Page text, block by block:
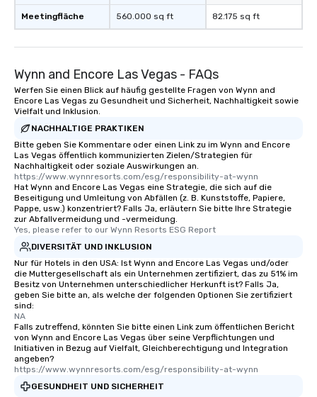
Meetingfläche 560.000 sq ft 82.175 sq ft
Wynn and Encore Las Vegas - FAQs
Werfen Sie einen Blick auf häufig gestellte Fragen von Wynn and
Encore Las Vegas zu Gesundheit und Sicherheit, Nachhaltigkeit sowie
Vielfalt und Inklusion.
NACHHALTIGE PRAKTIKEN
Bitte geben Sie Kommentare oder einen Link zu im Wynn and Encore
Las Vegas öffentlich kommunizierten Zielen/Strategien für
Nachhaltigkeit oder soziale Auswirkungen an.
https://www.wynnresorts.com/esg/responsibility-at-wynn
Hat Wynn and Encore Las Vegas eine Strategie, die sich auf die
Beseitigung und Umleitung von Abfällen (z. B. Kunststoffe, Papiere,
Pappe, usw.) konzentriert? Falls Ja, erläutern Sie bitte Ihre Strategie
zur Abfallvermeidung und -vermeidung.
Yes, please refer to our Wynn Resorts ESG Report
DIVERSITÄT UND INKLUSION
Nur für Hotels in den USA: Ist Wynn and Encore Las Vegas und/oder
die Muttergesellschaft als ein Unternehmen zertifiziert, das zu 51% im
Besitz von Unternehmen unterschiedlicher Herkunft ist? Falls Ja,
geben Sie bitte an, als welche der folgenden Optionen Sie zertifiziert
sind:
NA
Falls zutreffend, könnten Sie bitte einen Link zum öffentlichen Bericht
von Wynn and Encore Las Vegas über seine Verpflichtungen und
Initiativen in Bezug auf Vielfalt, Gleichberechtigung und Integration
angeben?
https://www.wynnresorts.com/esg/responsibility-at-wynn
GESUNDHEIT UND SICHERHEIT